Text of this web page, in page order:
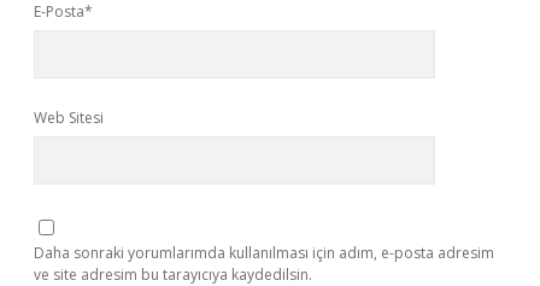
E-Posta*
Web Sitesi
Daha sonraki yorumlarımda kullanılması için adım, e-posta adresim
ve site adresim bu tarayıcıya kaydedilsin.